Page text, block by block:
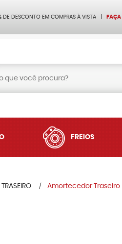
DE DESCONTO EM COMPRAS À VISTA
FREIOS
Amortecedor Traseiro